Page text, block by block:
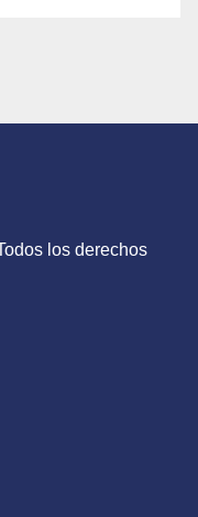
los derechos